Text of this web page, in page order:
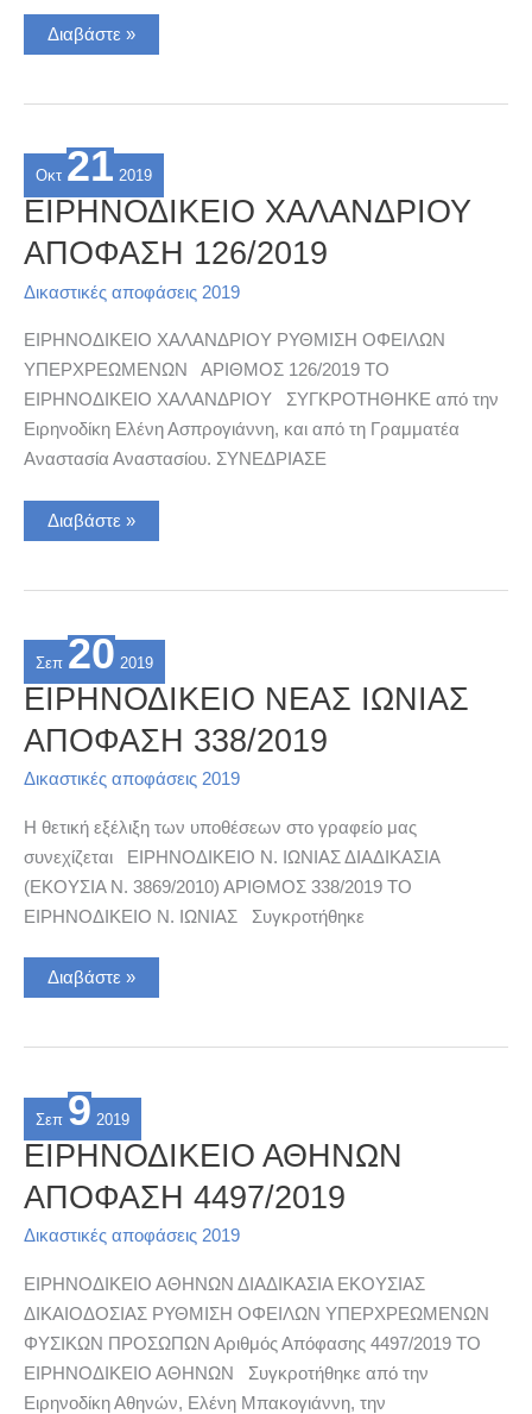
ΕΙΡΗΝΟΔΙΚΕΙΟ
ΚΡΩΠΙΑΣ
Διαβάστε »
Οκτ 21 2019
ΕΙΡΗΝΟΔΙΚΕΙΟ ΧΑΛΑΝΔΡΙΟΥ
ΑΠΟΦΑΣΗ 126/2019
Δικαστικές αποφάσεις 2019
ΕΙΡΗΝΟΔΙΚΕΙΟ ΧΑΛΑΝΔΡΙΟΥ ΡΥΘΜΙΣΗ ΟΦΕΙΛΩΝ
ΥΠΕΡΧΡΕΩΜΕΝΩΝ ΑΡΙΘΜΟΣ 126/2019 ΤΟ
ΕΙΡΗΝΟΔΙΚΕΙΟ ΧΑΛΑΝΔΡΙΟΥ ΣΥΓΚΡΟΤΗΘΗΚΕ από την
Ειρηνοδίκη Ελένη Ασπρογιάννη, και από τη Γραμματέα
Αναστασία Αναστασίου. ΣΥΝΕΔΡΙΑΣΕ
ΕΙΡΗΝΟΔΙΚΕΙΟ
ΧΑΛΑΝΔΡΙΟΥ
Διαβάστε »
Σεπ 20 2019
ΕΙΡΗΝΟΔΙΚΕΙΟ ΝΕΑΣ ΙΩΝΙΑΣ
ΑΠΟΦΑΣΗ 338/2019
Δικαστικές αποφάσεις 2019
Η θετική εξέλιξη των υποθέσεων στο γραφείο μας
συνεχίζεται ΕΙΡΗΝΟΔΙΚΕΙΟ Ν. ΙΩΝΙΑΣ ΔΙΑΔΙΚΑΣΙΑ
(ΕΚΟΥΣΙΑ Ν. 3869/2010) ΑΡΙΘΜΟΣ 338/2019 ΤΟ
ΕΙΡΗΝΟΔΙΚΕΙΟ Ν. ΙΩΝΙΑΣ Συγκροτήθηκε
ΕΙΡΗΝΟΔΙΚΕΙΟ
ΝΕΑΣ
338/2019
Διαβάστε »
Σεπ 9 2019
ΕΙΡΗΝΟΔΙΚΕΙΟ ΑΘΗΝΩΝ
ΑΠΟΦΑΣΗ 4497/2019
Δικαστικές αποφάσεις 2019
ΕΙΡΗΝΟΔΙΚΕΙΟ ΑΘΗΝΩΝ ΔΙΑΔΙΚΑΣΙΑ ΕΚΟΥΣΙΑΣ
ΔΙΚΑΙΟΔΟΣΙΑΣ ΡΥΘΜΙΣΗ ΟΦΕΙΛΩΝ ΥΠΕΡΧΡΕΩΜΕΝΩΝ
ΦΥΣΙΚΩΝ ΠΡΟΣΩΠΩΝ Αριθμός Απόφασης 4497/2019 ΤΟ
ΕΙΡΗΝΟΔΙΚΕΙΟ ΑΘΗΝΩΝ Συγκροτήθηκε από την
Ειρηνοδίκη Αθηνών, Ελένη Μπακογιάννη, την